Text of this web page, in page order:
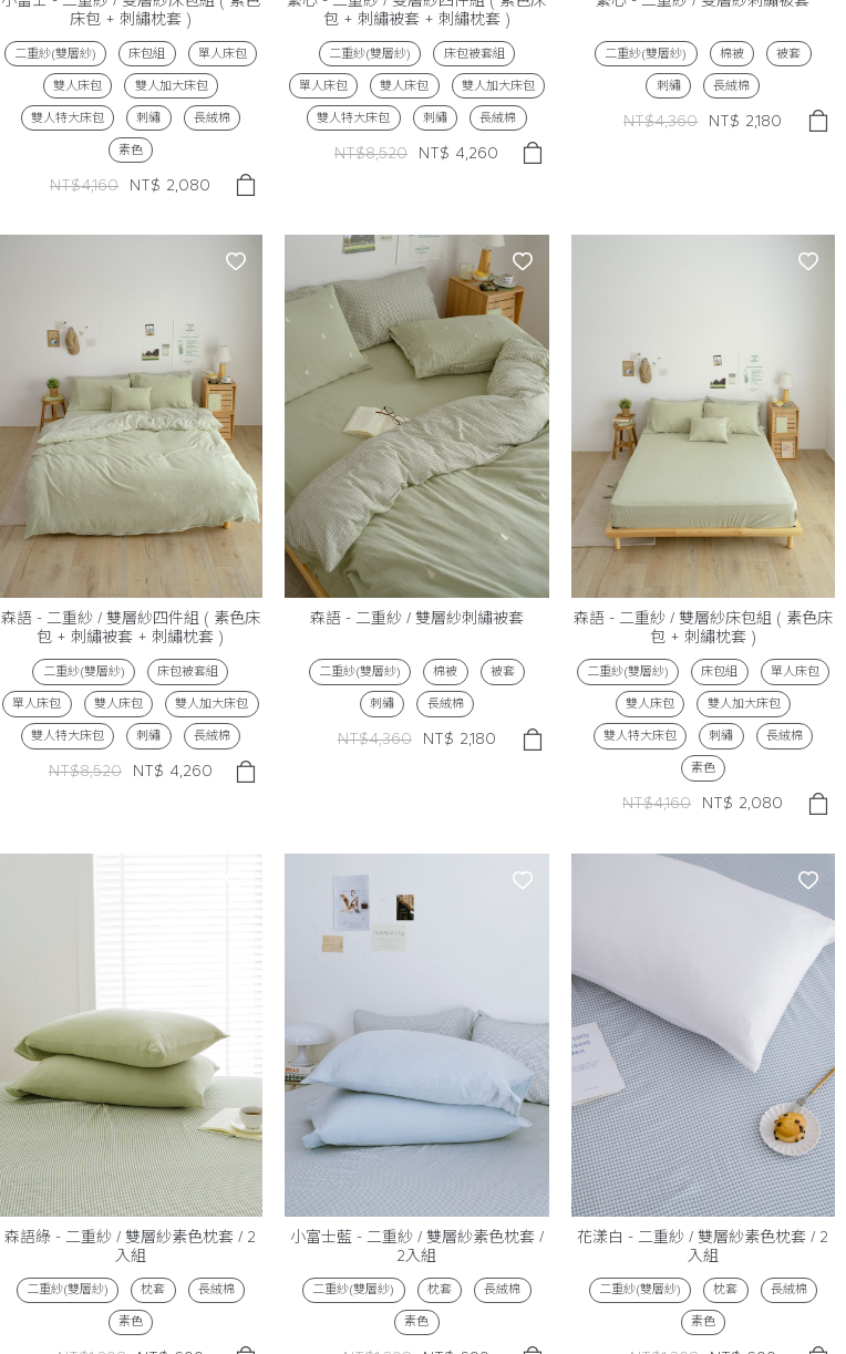
床包 + 刺繡枕套 )
二重紗(雙層紗) 床包組 單人床包
雙人床包 雙人加大床包
雙人特大床包 刺繡 長絨棉
素色
NT$4,160 NT$ 2,080
包 + 刺繡被套 + 刺繡枕套 )
二重紗(雙層紗) 床包被套組
單人床包 雙人床包 雙人加大床包
雙人特大床包 刺繡 長絨棉
NT$8,520 NT$ 4,260
二重紗(雙層紗) 棉被 被套
刺繡 長絨棉
NT$4,360 NT$ 2,180
森語 - 二重紗 / 雙層紗四件組 ( 素色床
包 + 刺繡被套 + 刺繡枕套 )
二重紗(雙層紗) 床包被套組
單人床包 雙人床包 雙人加大床包
雙人特大床包 刺繡 長絨棉
NT$8,520 NT$ 4,260
森語 - 二重紗 / 雙層紗刺繡被套
二重紗(雙層紗) 棉被 被套
刺繡 長絨棉
NT$4,360 NT$ 2,180
森語 - 二重紗 / 雙層紗床包組 ( 素色床
包 + 刺繡枕套 )
二重紗(雙層紗) 床包組 單人床包
雙人床包 雙人加大床包
雙人特大床包 刺繡 長絨棉
素色
NT$4,160 NT$ 2,080
森語綠 - 二重紗 / 雙層紗素色枕套 / 2
入組
二重紗(雙層紗) 枕套 長絨棉
素色
小富士藍 - 二重紗 / 雙層紗素色枕套 /
2入組
二重紗(雙層紗) 枕套 長絨棉
素色
花漾白 - 二重紗 / 雙層紗素色枕套 / 2
入組
二重紗(雙層紗) 枕套 長絨棉
素色